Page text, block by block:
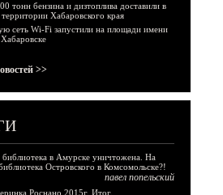
тонн бензина и дизтоплива доставили в
Хабаровского края
сеть Wi-Fi запустили на площади имени
>>
библиотека в Амурске уничтожена. На
Островского в Комсомольске?!
павел попельский
Роснано 2015г. Итог.